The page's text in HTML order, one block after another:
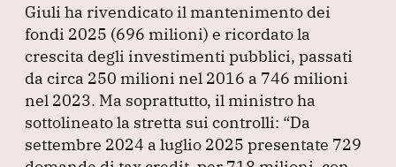
Giuli ha rivendicato il mantenimento dei
fondi 2025 (696 milioni) e ricordato la
crescita degli investimenti pubblici, passati
da circa 250 milioni nel 2016 a 746 milioni
nel 2023. Ma soprattutto, il ministro ha
sottolineato la stretta sui controlli: “Da
settembre 2024 a luglio 2025 presentate 729